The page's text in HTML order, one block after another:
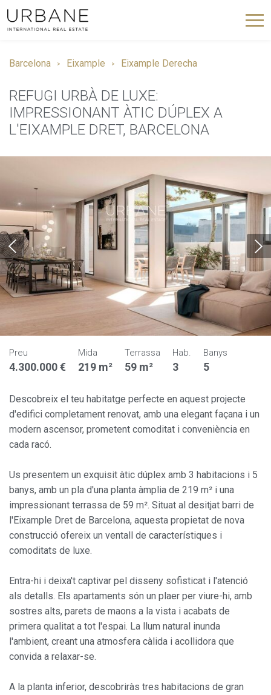
Barcelona Eixample Eixample Derecha
REFUGI URBÀ DE LUXE:
IMPRESSIONANT ÀTIC DÚPLEX A
L'EIXAMPLE DRET, BARCELONA
Preu
4.300.000 €
Mida
219 m²
Terrassa
59 m²
Hab.
3
Banys
5
Descobreix el teu habitatge perfecte en aquest projecte
d'edifici completament renovat, amb una elegant façana i un
modern ascensor, prometent comoditat i conveniència en
cada racó.
Us presentem un exquisit àtic dúplex amb 3 habitacions i 5
banys, amb un pla d'una planta àmplia de 219 m² i una
impressionant terrassa de 59 m². Situat al desitjat barri de
l'Eixample Dret de Barcelona, aquesta propietat de nova
construcció ofereix un ventall de característiques i
comoditats de luxe.
Entra-hi i deixa't captivar pel disseny sofisticat i l'atenció
als detalls. Els apartaments són un plaer per viure-hi, amb
sostres alts, parets de maons a la vista i acabats de
primera qualitat a tot l'espai. La llum natural inunda
l'ambient, creant una atmosfera càlida i acollidora que
convida a relaxar-se.
A la planta inferior, descobriràs tres habitacions de gran